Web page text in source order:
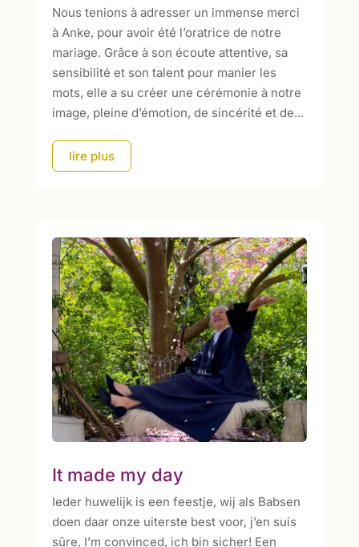
Nous tenions à adresser un immense merci
à Anke, pour avoir été l’oratrice de notre
mariage. Grâce à son écoute attentive, sa
sensibilité et son talent pour manier les
mots, elle a su créer une cérémonie à notre
image, pleine d’émotion, de sincérité et de...
lire plus
It made my day
Ieder huwelijk is een feestje, wij als Babsen
doen daar onze uiterste best voor, j’en suis
sûre, I’m convinced, ich bin sicher! Een